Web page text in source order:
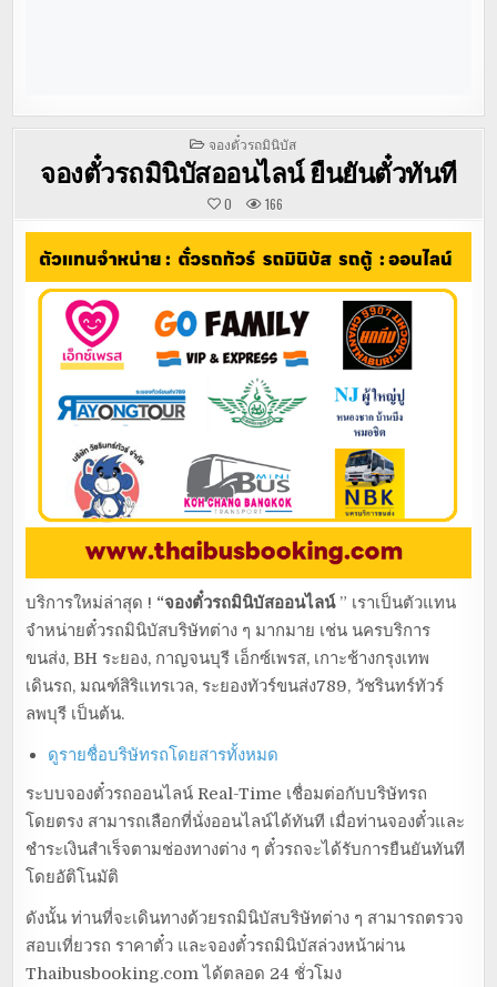
POSTED
IN
จองตั๋วรถมินิบัส
จองตั๋วรถมินิบัสออนไลน์ ยืนยันตั๋วทันที
0 166
บริการใหม่ล่าสุด ! “จองตั๋วรถมินิบัสออนไลน์” เราเป็นตัวแทน
จำหน่ายตั๋วรถมินิบัสบริษัทต่าง ๆ มากมาย เช่น นครบริการ
ขนส่ง, BH ระยอง, กาญจนบุรี เอ็กซ์เพรส, เกาะช้างกรุงเทพ
เดินรถ, มณฑ์สิริแทรเวล, ระยองทัวร์ขนส่ง789, วัชรินทร์ทัวร์
ลพบุรี เป็นต้น.
ดูรายชื่อบริษัทรถโดยสารทั้งหมด
ระบบจองตั๋วรถออนไลน์ Real-Time เชื่อมต่อกับบริษัทรถ
โดยตรง สามารถเลือกที่นั่งออนไลน์ได้ทันที เมื่อท่านจองตั๋วและ
ชำระเงินสำเร็จตามช่องทางต่าง ๆ ตั๋วรถจะได้รับการยืนยันทันที
โดยอัติโนมัติ
ดังนั้น ท่านที่จะเดินทางด้วยรถมินิบัสบริษัทต่าง ๆ สามารถตรวจ
สอบเที่ยวรถ ราคาตั๋ว และจองตั๋วรถมินิบัสล่วงหน้าผ่าน
Thaibusbooking.com ได้ตลอด 24 ชั่วโมง